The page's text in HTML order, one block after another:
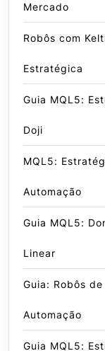
Mercado
Robôs com
Estratégica
Guia MQL5:
Doji
MQL5:
Automação
Guia MQL5:
Linear
Guia: Robôs
Automação
Guia MQL5: